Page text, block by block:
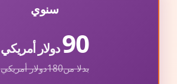
سنوي
90دولار أمريكي
بدلا من180دولار أمريكي